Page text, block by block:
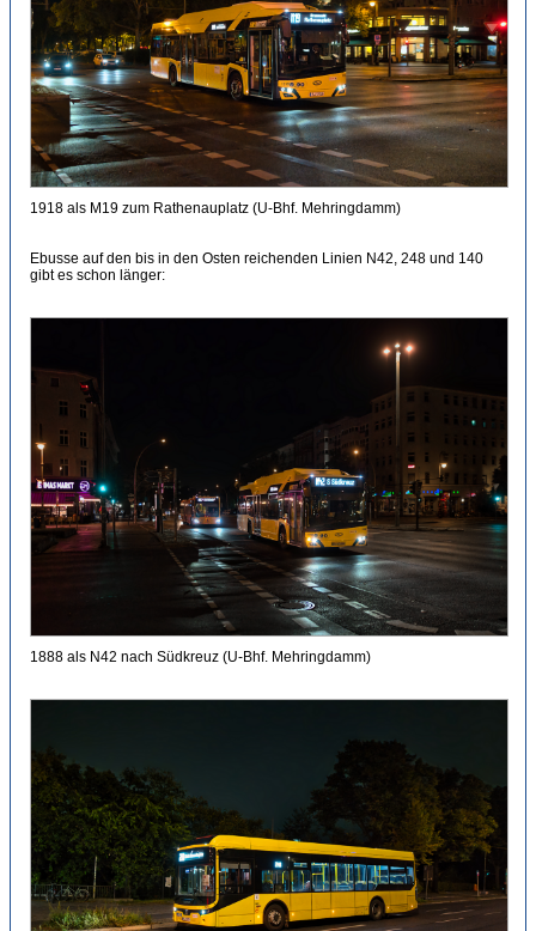
1918 als M19 zum Rathenauplatz (U-Bhf. Mehringdamm)
Ebusse auf den bis in den Osten reichenden Linien N42, 248 und 140
gibt es schon länger:
1888 als N42 nach Südkreuz (U-Bhf. Mehringdamm)